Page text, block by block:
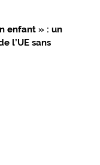
enfant » : un
l’UE sans